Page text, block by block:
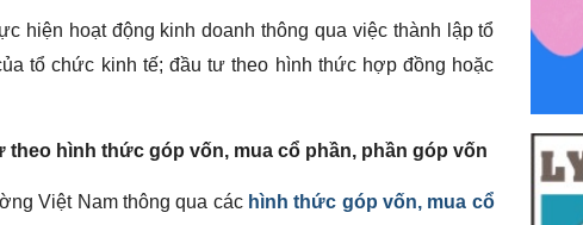
hiện hoạt động kinh doanh thông qua việc thành lập tổ
tổ chức kinh tế; đầu tư theo hình thức hợp đồng hoặc
hình thức góp vốn, mua cổ phần, phần góp vốn
Việt Nam thông qua các hình thức góp vốn, mua cổ